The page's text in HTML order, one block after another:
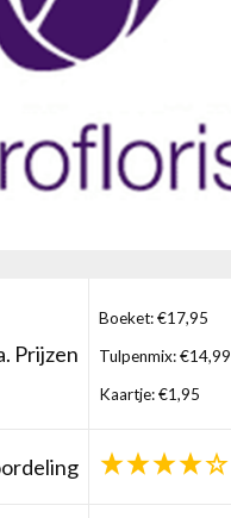
Prijzen
Boeket: €17,95
Tulpenmix: €14,99
Kaartje: €1,95